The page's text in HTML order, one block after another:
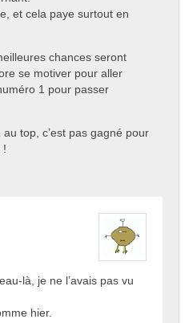
et cela paye surtout en
chances seront
se motiver pour aller
1 pour passer
au top, c’est pas gagné pour
!
là, je ne l’avais pas vu
hier.